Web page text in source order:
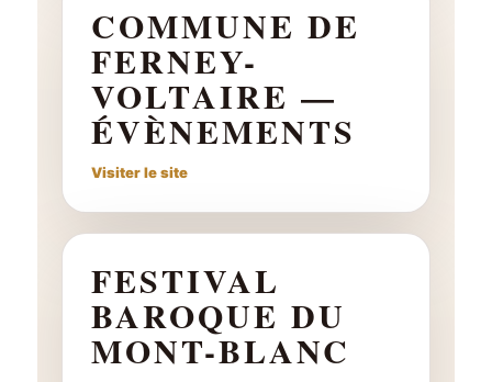
COMMUNE DE
FERNEY-
VOLTAIRE —
ÉVÈNEMENTS
Visiter le site
FESTIVAL
BAROQUE DU
MONT-BLANC